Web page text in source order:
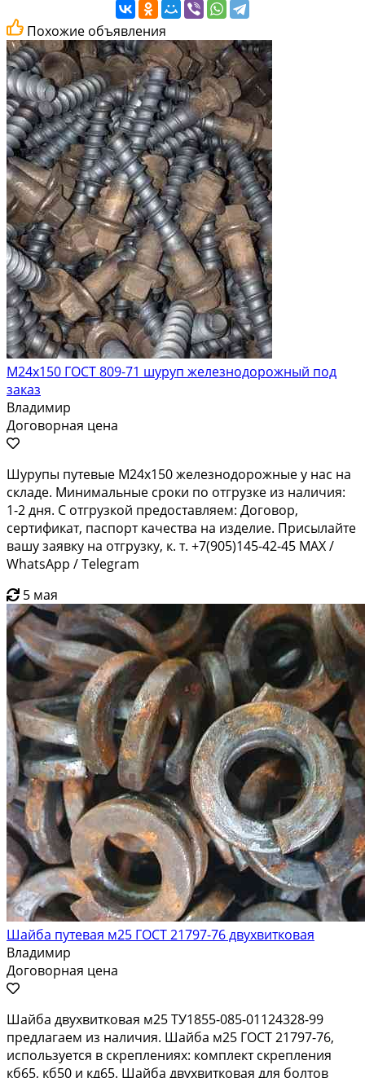
Похожие объявления
М24х150 ГОСТ 809-71 шуруп железнодорожный под
заказ
Владимир
Договорная цена
Шурупы путевые М24х150 железнодорожные у нас на
складе. Минимальные сроки по отгрузке из наличия:
1-2 дня. С отгрузкой предоставляем: Договор,
сертификат, паспорт качества на изделие. Присылайте
вашу заявку на отгрузку, к. т. +7(905)145-42-45 MAX /
WhatsApp / Telegram
5 мая
Шайба путевая м25 ГОСТ 21797-76 двухвитковая
Владимир
Договорная цена
Шайба двухвитковая м25 ТУ1855-085-01124328-99
предлагаем из наличия. Шайба м25 ГОСТ 21797-76,
используется в скреплениях: комплект скрепления
кб65, кб50 и кд65. Шайба двухвитковая для болтов